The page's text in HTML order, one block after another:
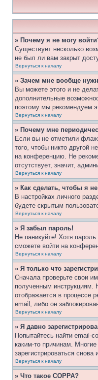
» Почему я не могу
Существует несколько
не был ли вам закрыт
Вернуться к началу
» Зачем мне вообще
Вы можете этого и не
дополнительные
поэтому мы рекомендуем
Вернуться к началу
» Почему мне
Если вы не отметили
того, чтобы никто другой
на конференцию. Не
отсутствует, значит,
Вернуться к началу
» Как сделать, чтобы я
В настройках личного
будете скрытым
Вернуться к началу
» Я забыл пароль!
Не паникуйте! Хотя
сможете войти на
Вернуться к началу
» Я только что
Сначала проверьте свои
полученным инструкциям.
отображается в процессе
email, либо он
Вернуться к началу
» Я давно
Попытайтесь найти email-
каким-то причинам.
зарегистрироваться снова
Вернуться к началу
» Что такое COPPA?